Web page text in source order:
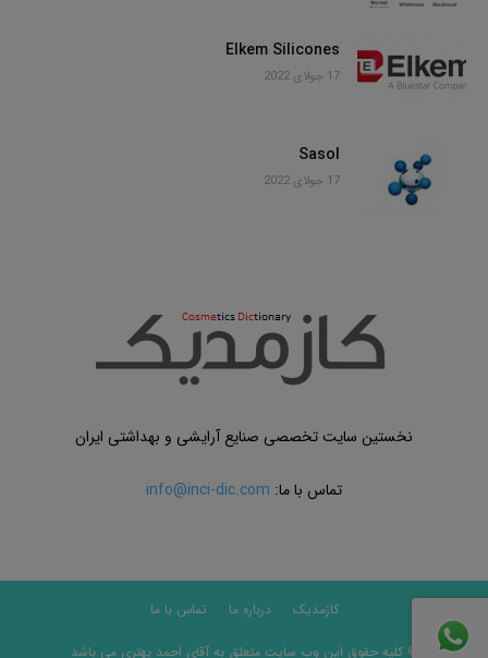
Elkem Silicones
17 جولای 2022
Sasol
17 جولای 2022
نخستین سایت تخصصی صنایع آرایشی و بهداشتی ایران
تماس با ما: info@inci-dic.com
کازمدیک درباره ما تماس با ما
© کلیه حقوق این وب سایت متعلق به آقای احمد بهتری می باشد